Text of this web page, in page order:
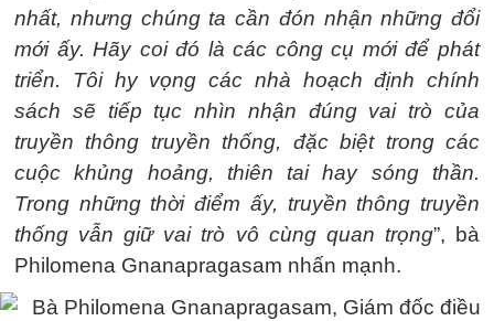
nhất, nhưng chúng ta cần đón nhận những đổi
mới ấy. Hãy coi đó là các công cụ mới để phát
triển. Tôi hy vọng các nhà hoạch định chính
sách sẽ tiếp tục nhìn nhận đúng vai trò của
truyền thông truyền thống, đặc biệt trong các
cuộc khủng hoảng, thiên tai hay sóng thần.
Trong những thời điểm ấy, truyền thông truyền
thống vẫn giữ vai trò vô cùng quan trọng”, bà
Philomena Gnanapragasam nhấn mạnh.